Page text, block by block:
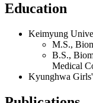
Education
Keimyung
M.S.,
B.S.,
Medical
Kyunghwa